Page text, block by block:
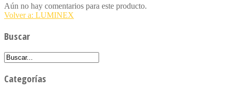
Aún no hay comentarios para este producto.
Volver a: LUMINEX
Buscar
Categorías